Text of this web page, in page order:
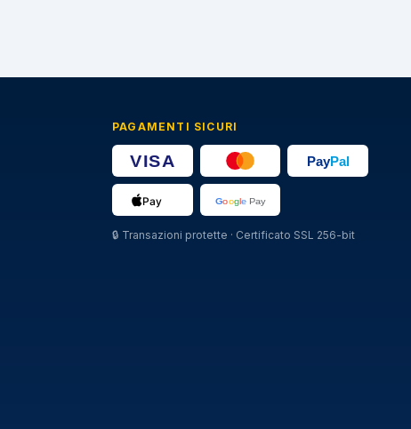
PAGAMENTI SICURI
🔒 Transazioni protette · Certificato SSL 256-bit